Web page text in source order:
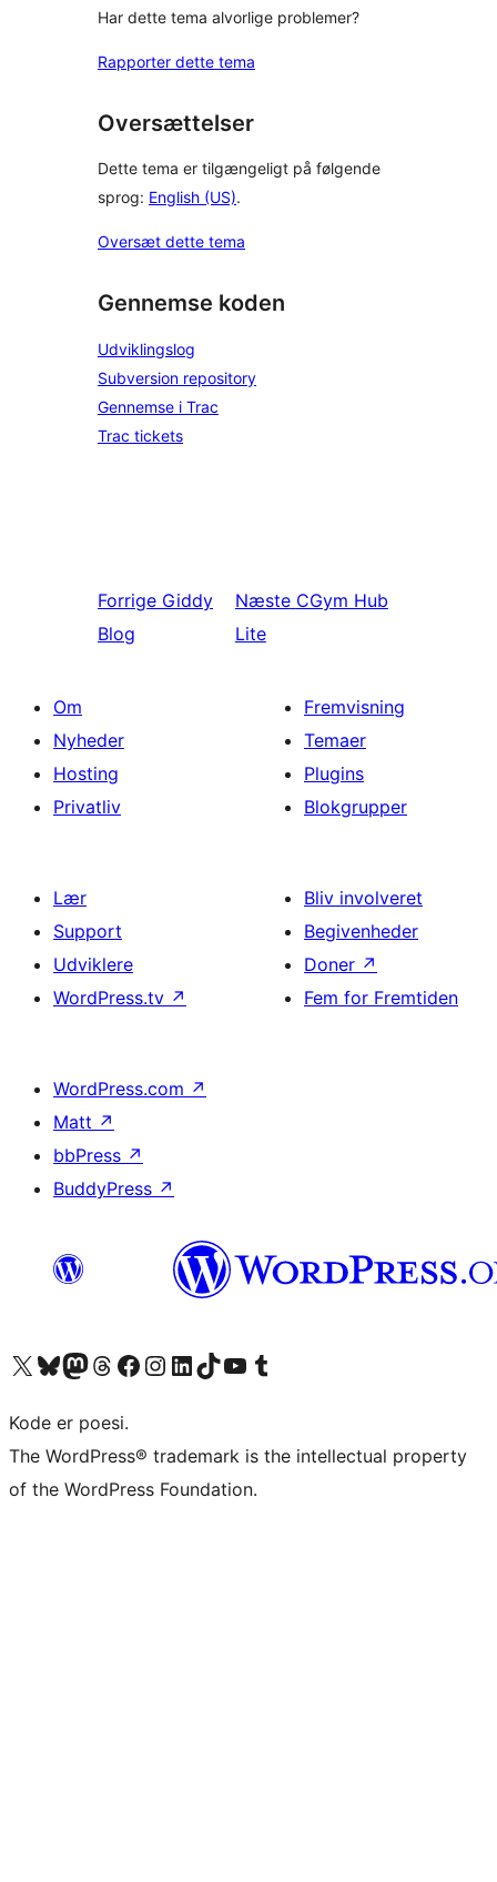
Har dette tema alvorlige problemer?
Rapporter dette tema
Oversættelser
Dette tema er tilgængeligt på følgende
sprog: English (US).
Oversæt dette tema
Gennemse koden
Udviklingslog
Subversion repository
Gennemse i Trac
Trac tickets
Forrige Giddy
Blog
Næste CGym Hub
Lite
Om
Nyheder
Hosting
Privatliv
Fremvisning
Temaer
Plugins
Blokgrupper
Lær
Support
Udviklere
WordPress.tv ↗
Bliv involveret
Begivenheder
Doner ↗
Fem for Fremtiden
WordPress.com ↗
Matt ↗
bbPress ↗
BuddyPress ↗
Besøg vores X (tidligere Twitter) konto
Besøg vores Bluesky-konto
Besøg vores Mastodon konto
Besøg vores Threads-konto
Besøg vores Facebook sideBesøg vores Instagram konto
Besøg vores LinkedIn konto
Besøg vores TikTok-konto
Besøg vores YouTube-kanalBesøg vores Tumblr-konto
Kode er poesi.
The WordPress® trademark is the intellectual property
of the WordPress Foundation.